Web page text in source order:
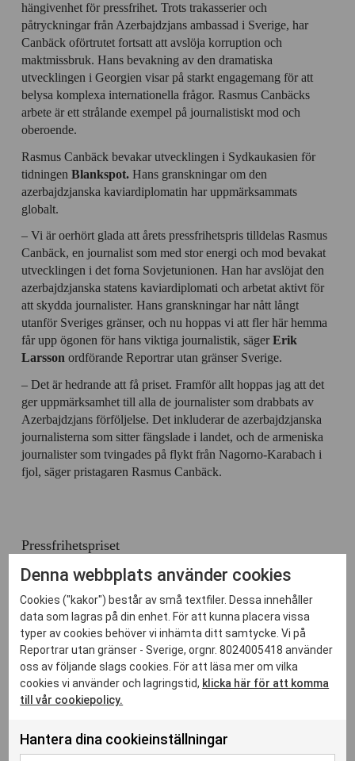
hängivenhet för pressfrihet. Trots trakasserier och
påtryckningar från Azerbajdzjans ambassad i Sverige, har
Canbäck oförtrutet fortsatt att avslöja korruption och
maktmissbruk. Hans bevakning av den dramatiska
utvecklingen i Georgien visar på starkt engagemang för att
belysa komplexa internationella frågor. Rasmus Canbäcks
arbete är ett strålande exempel på journalistiskt mod och
oberoende.
Rasmus Canbäck bevakar utvecklingen i Sydkaukasien för
tidningen Blankspot.Hans granskningar om den
azerbajdzjanska kaviardiplomatin har uppmärksammats
globalt.
– Vi är oerhört glada att årets pressfrihetspris tilldelas Rasmus
Canbäck, en journalist som med stor energi och mod bevakat
utvecklingen i det forna Sovjetunionen. Han har avslöjat den
azerbajdzjanska statens kaviardiplomati och arbetat aktivt för
att skydda journalister. Hans granskningar har nått långt
utanför Sveriges gränser, och nu hoppas vi att fler här hemma
får upp ögonen för hans viktiga journalistik, sägerErik
Larsson ordförande Reportrar utan gränser Sverige.
– Det är hedrande att få priset. Framför allt hoppas jag att det
ger uppmärksamhet till alla de journalister som drabbats av
Azerbajdzjans förföljelse. Det inkluderar de azerbajdzjanska
journalisterna som sitter fängslade i landet, och de armeniska
journalister som tvingades på flykt från Nagorno-Karabach i
fjol, säger pristagaren Rasmus Canbäck.
Pressfrihetspriset
Internationella Reportrar utan gränser (RSF) delar sedan 1992
årligen ut det internationella
Sedan 2003 delar svenska Reportrar utan gränser ut
detsvenska pressfrihetsprisettill modiga och oberoende
journalister som genom sitt arbete bidragit till att stärka
pressfrihet. Det första svenska pressfrihetspriset tilldelades den
fängslade svensk-eritreanska journalistenDawit Isaak.
Fotograf: Areg Balayan
Denna webbplats använder cookies
Cookies ("kakor") består av små textfiler. Dessa innehåller
data som lagras på din enhet. För att kunna placera vissa
typer av cookies behöver vi inhämta ditt samtycke. Vi på
Reportrar utan gränser - Sverige, orgnr. 8024005418 använder
oss av följande slags cookies. För att läsa mer om vilka
cookies vi använder och lagringstid, klicka här för att komma
till vår cookiepolicy.
Hantera dina cookieinställningar